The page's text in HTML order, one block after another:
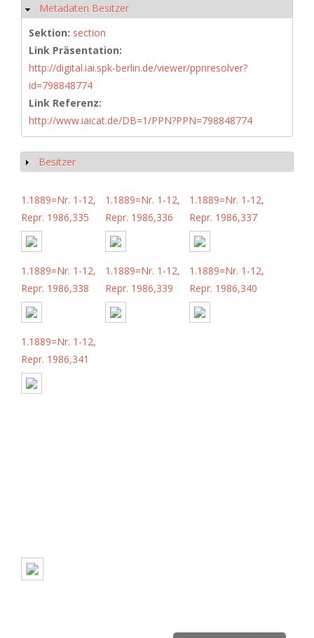
Hide
Metadaten Besitzer
Sektion: section
Link Präsentation:
http://digital.iai.spk-berlin.de/viewer/ppnresolver?
id=798848774
Link Referenz:
http://www.iaicat.de/DB=1/PPN?PPN=798848774
Show
Besitzer
1.1889=Nr. 1-12,
Repr. 1986,335
1.1889=Nr. 1-12,
Repr. 1986,336
1.1889=Nr. 1-12,
Repr. 1986,337
1.1889=Nr. 1-12,
Repr. 1986,338
1.1889=Nr. 1-12,
Repr. 1986,339
1.1889=Nr. 1-12,
Repr. 1986,340
1.1889=Nr. 1-12,
Repr. 1986,341